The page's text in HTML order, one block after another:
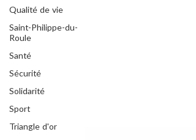
Qualité de vie
Saint-Philippe-du-
Roule
Santé
Sécurité
Solidarité
Sport
Triangle d'or